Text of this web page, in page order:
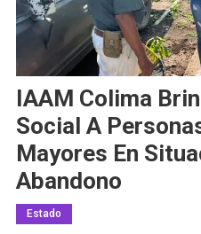
IAAM Colima
Social A
Mayores En
Abandono
Estado